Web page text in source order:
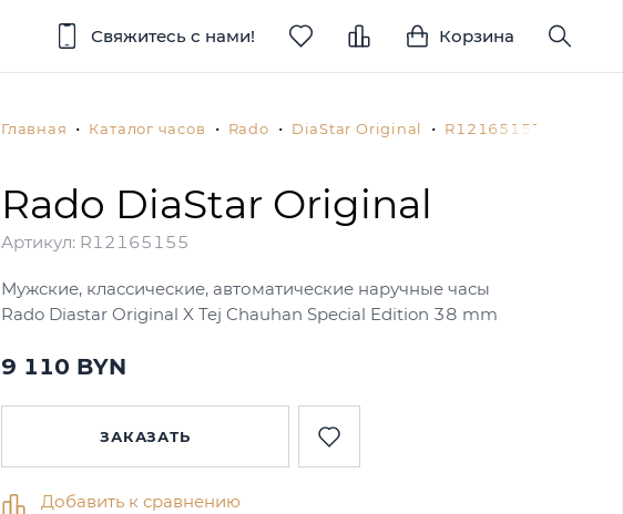
Свяжитесь с нами! Корзина
Главная Каталог часов Rado DiaStar Original R12165155
Rado DiaStar Original
Артикул: R12165155
Мужские, классические, автоматические наручные часы
Rado Diastar Original X Tej Chauhan Special Edition 38 mm
9 110 BYN
ЗАКАЗАТЬ
Добавить к сравнению